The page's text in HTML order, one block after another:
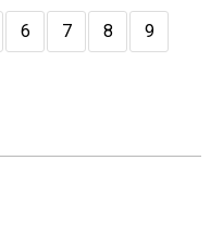
6 7 8
9